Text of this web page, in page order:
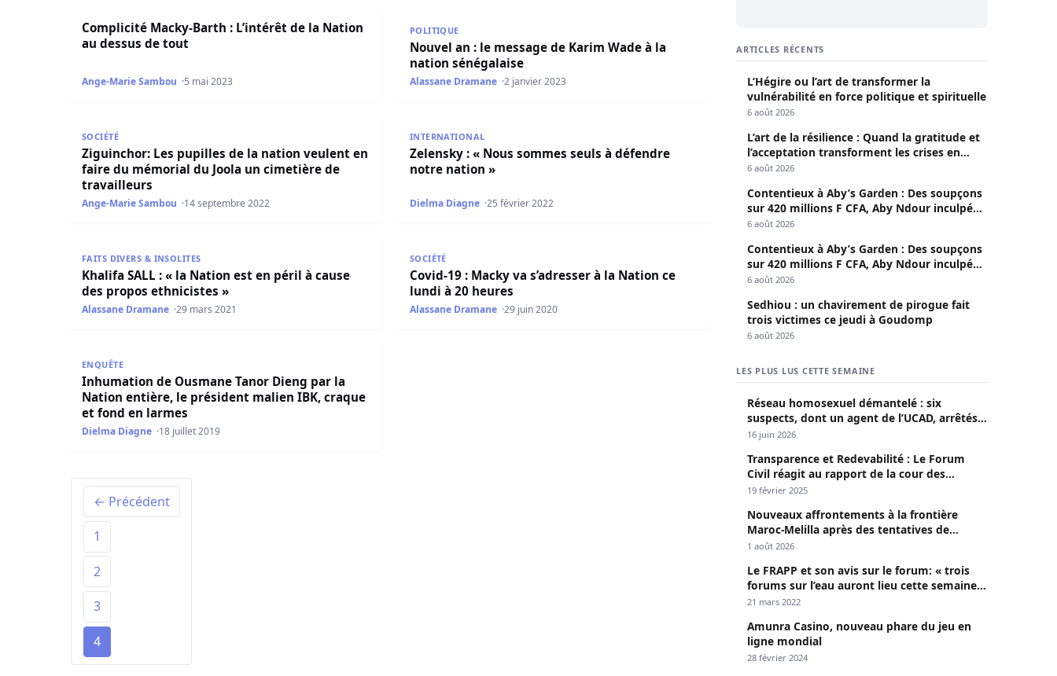
Complicité Macky-Barth : L’intérêt de la Nation
au dessus de tout
Ange-Marie Sambou 5 mai 2023
POLITIQUE
Nouvel an : le message de Karim Wade à la
nation sénégalaise
Alassane Dramane 2 janvier 2023
SOCIÉTÉ
Ziguinchor: Les pupilles de la nation veulent en
faire du mémorial du Joola un cimetière de
travailleurs
Ange-Marie Sambou 14 septembre 2022
INTERNATIONAL
Zelensky : « Nous sommes seuls à défendre
notre nation »
Dielma Diagne 25 février 2022
FAITS DIVERS & INSOLITES
Khalifa SALL : « la Nation est en péril à cause
des propos ethnicistes »
Alassane Dramane 29 mars 2021
Covid-19 : Macky va s’adresser à la Nation ce lundi à 20 heures
SOCIÉTÉ
Covid-19 : Macky va s’adresser à la Nation ce
lundi à 20 heures
Alassane Dramane 29 juin 2020
ENQUÊTE
Inhumation de Ousmane Tanor Dieng par la
Nation entière, le président malien IBK, craque
et fond en larmes
Dielma Diagne 18 juillet 2019
← Précédent
1
2
3
4
ARTICLES RÉCENTS
L’Hégire ou l’art de transformer la
vulnérabilité en force politique et spirituelle
6 août 2026
L’art de la résilience : Quand la gratitude et
l’acceptation transforment les crises en
opportunités
6 août 2026
Contentieux à Aby’s Garden : Des soupçons
sur 420 millions F CFA, Aby Ndour inculpée
pour abus de biens sociaux
6 août 2026
Contentieux à Aby’s Garden : Des soupçons
sur 420 millions F CFA, Aby Ndour inculpée
pour abus de biens sociaux
6 août 2026
Sedhiou : un chavirement de pirogue fait
trois victimes ce jeudi à Goudomp
6 août 2026
LES PLUS LUS CETTE SEMAINE
Réseau homosexuel démantelé : six
suspects, dont un agent de l’UCAD, arrêtés à
Keur Massar ; l’un avoue avoir propagé le
16 juin 2026
Transparence et Redevabilité : Le Forum
Civil réagit au rapport de la cour des
comptes
19 février 2025
Nouveaux affrontements à la frontière
Maroc-Melilla après des tentatives de
passage
1 août 2026
Le FRAPP et son avis sur le forum: « trois
forums sur l’eau auront lieu cette semaine à
Dakar »
21 mars 2022
Amunra Casino, nouveau phare du jeu en
ligne mondial
28 février 2024